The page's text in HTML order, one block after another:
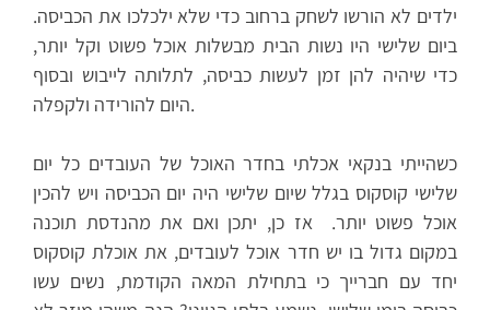
ילדים לא הורשו לשחק ברחוב כדי שלא ילכלכו את הכביסה.
ביום שלישי היו נשות הבית מבשלות אוכל פשוט וקל יותר,
כדי שיהיה להן זמן לעשות כביסה, לתלותה לייבוש ובסוף
היום להורידה ולקפלה.
כשהייתי בנקאי אכלתי בחדר האוכל של העובדים כל יום
שלישי קוסקוס בגלל שיום שלישי היה יום הכביסה ויש להכין
אוכל פשוט יותר. אז כן, יתכן ואם את מהנדסת תוכנה
במקום גדול בו יש חדר אוכל לעובדים, את אוכלת קוסקוס
יחד עם חברייך כי בתחילת המאה הקודמת, נשים עשו